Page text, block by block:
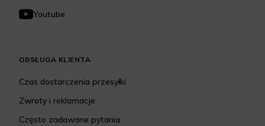
Youtube
OBSŁUGA KLIENTA
Czas dostarczenia przesyłki
Zwroty i reklamacje
Często zadawane pytania